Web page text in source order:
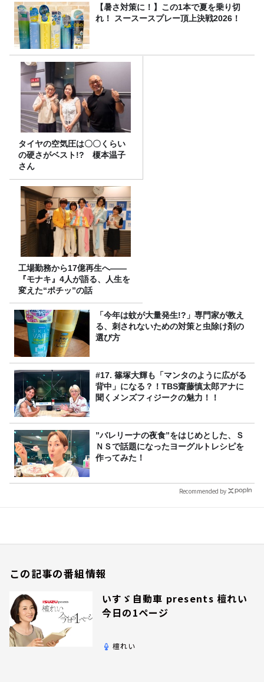
【暑さ対策に！】この1本で夏を乗り切
れ！ スースースプレー頂上決戦2026！
タイヤの空気圧は〇〇くらい
の硬さがベスト!? 榎本温子
さん
工場勤務から17億再生へ——
『モナキ』4人が語る、人生を
変えた“ポチッ”の話
「今年は蚊が大量発生!?」専門家が教え
る、刺されないための対策と虫除け剤の
選び方
#17. 篠塚大輝も「マンタのように広がる
背中」になる？！TBS齋藤慎太郎アナに
聞くメンズフィジークの魅力！！
”バレリーナの夜食”をはじめとした、Ｓ
ＮＳで話題になったヨーグルトレシピを
作ってみた！
Recommended by
この記事の番組情報
いすゞ自動車 presents 檀れい
今日の1ページ
檀れい